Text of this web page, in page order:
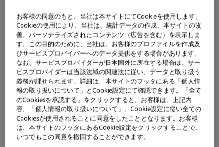
オリンパスイメージング株式会社（社長：小川 治男）は、新製
品「OM-D E-M5 Mark II」の発売を記念して、期間中、「OM
-D E-M5 Mark II」をご購入のうえ、ご応募いただいたお客さ
まを対象としたプレゼントキャンペーンを2月5日から実施しま
す。また、「OM-D E-M5 Mark II」をはじめ、新製品レンズ
や関連アクセサリー等のオリンパス製品をいち早く体感できる
「OLYMPUS PhotoFesta2015」を、2月21日から、東京、名
古屋、大阪で順次開催します。
キャンペーン対象商品
「OM-D E-M5 Mark II」（ブラック／シルバー）全キット
お客様の同意のもと、当社は本サイトにてCookieを使用します。
Cookieの使用により、当社は、統計データの作成、本サイトの改
善、パーソナライズされたコンテンツ（広告を含む）を表示しま
す。この目的のために、当社は、お客様のプロファイルを作成及
びサービスプロバイバーへのデータ提供をする場合があります。
なお、サービスプロバイダーが日本国外に所在する場合は、サー
ビスプロバイダーは当該法域の関連法に従い、データと取り扱う
義務が課せられます。詳細は、本サイトのフッタにある「個人情
報の取り扱いについて」とCookie設定にて確認できます。「全て
のCookiesを承認する」をクリックすると、お客様は、上記内
容、「個人情報の取り扱いについて」、Cookie設定に従い全ての
Cookiesが使用されることに同意をしたこととなります。お客様
は、本サイトのフッタにあるCookie設定をクリックすることで、
いつでもこの同意を撤回することができます。